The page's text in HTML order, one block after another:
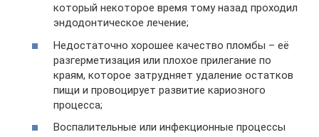
который некоторое время тому назад проходил
эндодонтическое лечение;
Недостаточно хорошее качество пломбы – её
разгерметизация или плохое прилегание по
краям, которое затрудняет удаление остатков
пищи и провоцирует развитие кариозного
процесса;
Воспалительные или инфекционные процессы